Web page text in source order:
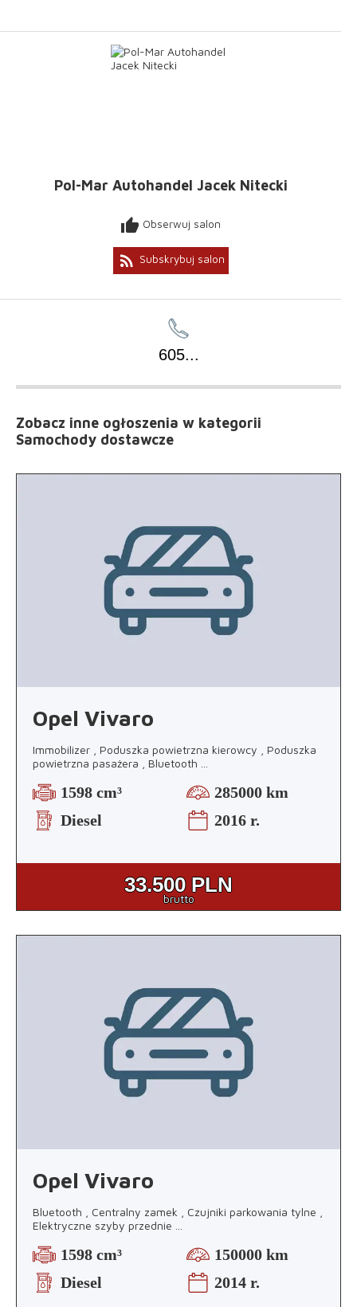
Pol-Mar Autohandel Jacek Nitecki
thumb_up Obserwuj salon
rss_feed Subskrybuj salon
605...
Zobacz inne ogłoszenia w kategorii
Samochody dostawcze
Opel Vivaro
Immobilizer , Poduszka powietrzna kierowcy , Poduszka
powietrzna pasażera , Bluetooth
1598 cm³
285000 km
Diesel
2016 r.
33.500 PLN
brutto
Opel Vivaro
Bluetooth , Centralny zamek , Czujniki parkowania tylne ,
Elektryczne szyby przednie
1598 cm³
150000 km
Diesel
2014 r.